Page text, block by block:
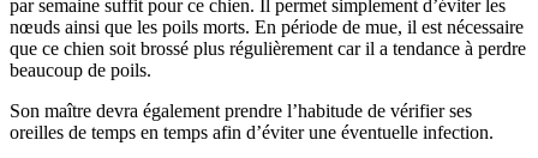
par semaine suffit pour ce chien. Il permet simplement d’éviter les
nœuds ainsi que les poils morts. En période de mue, il est nécessaire
que ce chien soit brossé plus régulièrement car il a tendance à perdre
beaucoup de poils.
Son maître devra également prendre l’habitude de vérifier ses
oreilles de temps en temps afin d’éviter une éventuelle infection.